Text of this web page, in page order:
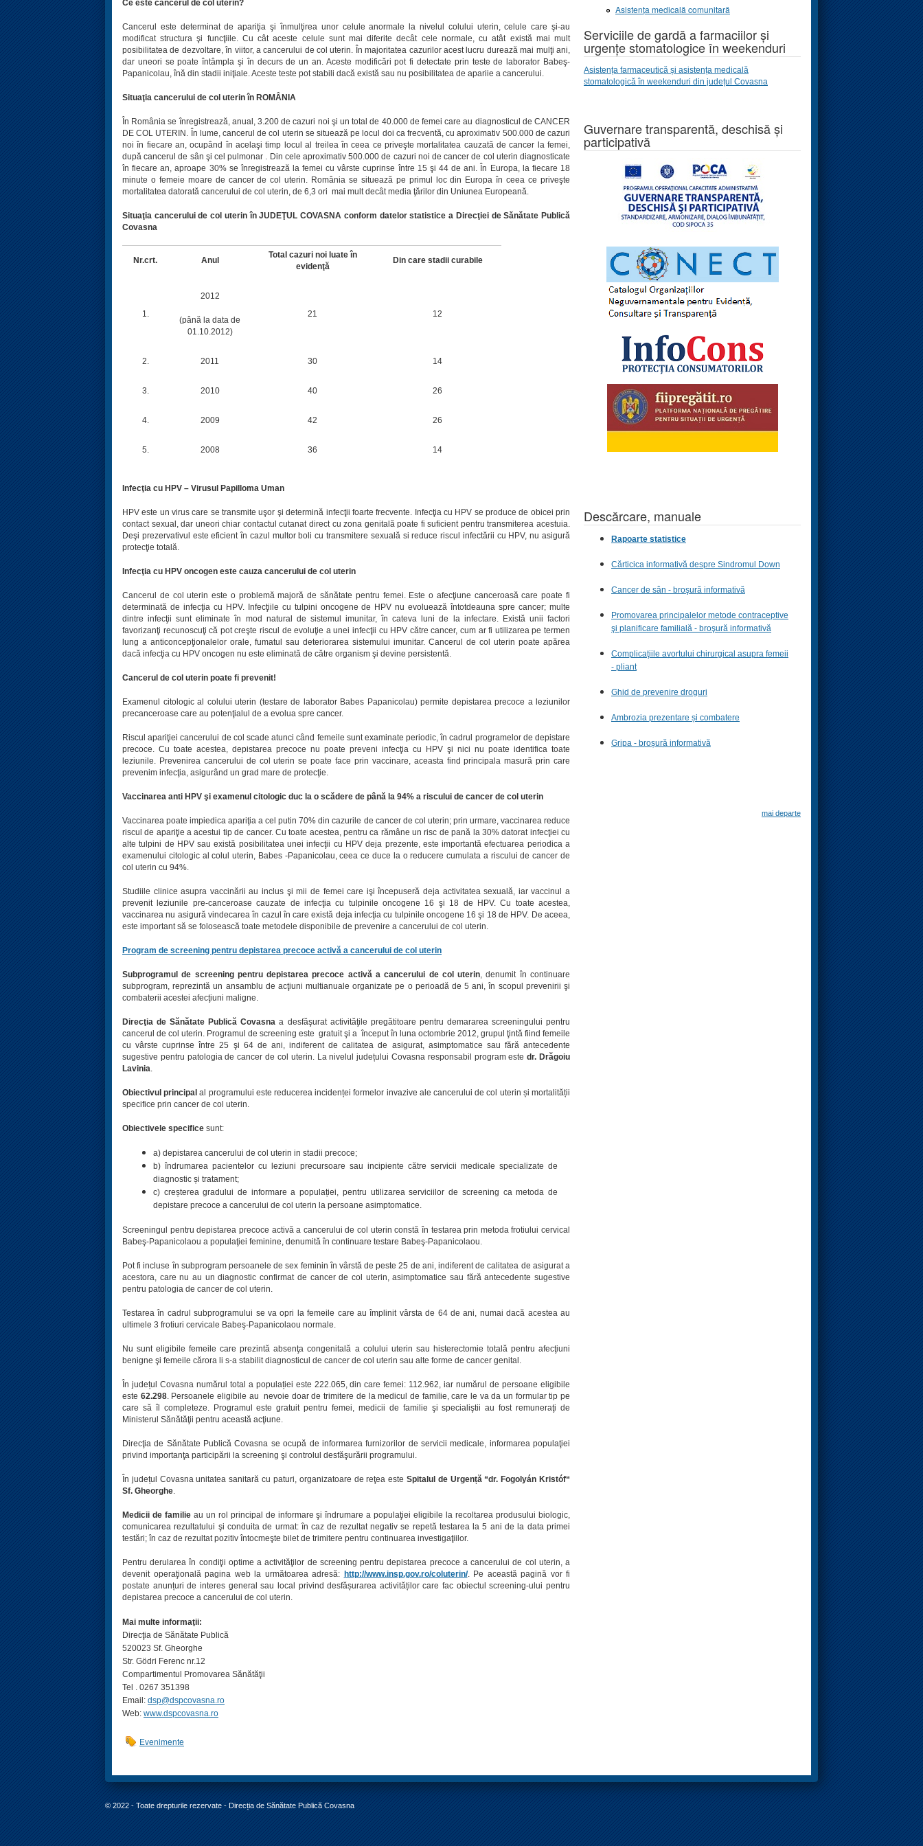
Ce este cancerul de col uterin?
Cancerul este determinat de apariţia şi înmulţirea unor celule anormale la nivelul colului uterin, celule care şi-au
modificat structura şi funcţiile. Cu cât aceste celule sunt mai diferite decât cele normale, cu atât există mai mult
posibilitatea de dezvoltare, în viitor, a cancerului de col uterin. În majoritatea cazurilor acest lucru durează mai mulţi ani,
dar uneori se poate întâmpla şi în decurs de un an. Aceste modificări pot fi detectate prin teste de laborator Babeş-
Papanicolau, înă din stadii iniţiale. Aceste teste pot stabili dacă există sau nu posibilitatea de apariie a cancerului.
Situaţia cancerului de col uterin în ROMÂNIA
În România se înregistrează, anual, 3.200 de cazuri noi şi un total de 40.000 de femei care au diagnosticul de CANCER
DE COL UTERIN. În lume, cancerul de col uterin se situează pe locul doi ca frecventă, cu aproximativ 500.000 de cazuri
noi în fiecare an, ocupând în acelaşi timp locul al treilea în ceea ce priveşte mortalitatea cauzată de cancer la femei,
după cancerul de sân şi cel pulmonar . Din cele aproximativ 500.000 de cazuri noi de cancer de col uterin diagnosticate
în fiecare an, aproape 30% se înregistrează la femei cu vârste cuprinse între 15 şi 44 de ani. În Europa, la fiecare 18
minute o femeie moare de cancer de col uterin. România se situează pe primul loc din Europa în ceea ce priveşte
mortalitatea datorată cancerului de col uterin, de 6,3 ori mai mult decât media ţărilor din Uniunea Europeană.
Situaţia cancerului de col uterin în JUDEŢUL COVASNA conform datelor statistice a Direcţiei de Sănătate Publică
Covasna
Nr.crt. Anul
Total cazuri noi luate în
evidenţă
Din care stadii curabile
1.
2012
(până la data de
01.10.2012)
21 12
2. 2011 30 14
3. 2010 40 26
4. 2009 42 26
5. 2008 36 14
Infecţia cu HPV – Virusul Papilloma Uman
HPV este un virus care se transmite uşor şi determină infecţii foarte frecvente. Infecţia cu HPV se produce de obicei prin
contact sexual, dar uneori chiar contactul cutanat direct cu zona genitală poate fi suficient pentru transmiterea acestuia.
Deşi prezervativul este eficient în cazul multor boli cu transmitere sexuală si reduce riscul infectării cu HPV, nu asigură
protecţie totală.
Infecţia cu HPV oncogen este cauza cancerului de col uterin
Cancerul de col uterin este o problemă majoră de sănătate pentru femei. Este o afecţiune canceroasă care poate fi
determinată de infecţia cu HPV. Infecţiile cu tulpini oncogene de HPV nu evoluează întotdeauna spre cancer; multe
dintre infecţii sunt eliminate în mod natural de sistemul imunitar, în cateva luni de la infectare. Există unii factori
favorizanţi recunoscuţi că pot creşte riscul de evoluţie a unei infecţii cu HPV către cancer, cum ar fi utilizarea pe termen
lung a anticoncepţionalelor orale, fumatul sau deteriorarea sistemului imunitar. Cancerul de col uterin poate apărea
dacă infecţia cu HPV oncogen nu este eliminată de către organism şi devine persistentă.
Cancerul de col uterin poate fi prevenit!
Examenul citologic al colului uterin (testare de laborator Babes Papanicolau) permite depistarea precoce a leziunilor
precanceroase care au potenţialul de a evolua spre cancer.
Riscul apariţiei cancerului de col scade atunci când femeile sunt examinate periodic, în cadrul programelor de depistare
precoce. Cu toate acestea, depistarea precoce nu poate preveni infecţia cu HPV şi nici nu poate identifica toate
leziunile. Prevenirea cancerului de col uterin se poate face prin vaccinare, aceasta find principala masură prin care
prevenim infecţia, asigurând un grad mare de protecţie.
Vaccinarea anti HPV şi examenul citologic duc la o scădere de până la 94% a riscului de cancer de col uterin
Vaccinarea poate impiedica apariţia a cel putin 70% din cazurile de cancer de col uterin; prin urmare, vaccinarea reduce
riscul de apariţie a acestui tip de cancer. Cu toate acestea, pentru ca rămâne un risc de pană la 30% datorat infecţiei cu
alte tulpini de HPV sau există posibilitatea unei infecţii cu HPV deja prezente, este importantă efectuarea periodica a
examenului citologic al colul uterin, Babes -Papanicolau, ceea ce duce la o reducere cumulata a riscului de cancer de
col uterin cu 94%.
Studiile clinice asupra vaccinării au inclus şi mii de femei care işi începuseră deja activitatea sexuală, iar vaccinul a
prevenit leziunile pre-canceroase cauzate de infecţia cu tulpinile oncogene 16 şi 18 de HPV. Cu toate acestea,
vaccinarea nu asigură vindecarea în cazul în care există deja infecţia cu tulpinile oncogene 16 şi 18 de HPV. De aceea,
este important să se folosească toate metodele disponibile de prevenire a cancerului de col uterin.
Program de screening pentru depistarea precoce activă a cancerului de col uterin
Subprogramul de screening pentru depistarea precoce activă a cancerului de col uterin , denumit în continuare
subprogram, reprezintă un ansamblu de acţiuni multianuale organizate pe o perioadă de 5 ani, în scopul prevenirii şi
combaterii acestei afecţiuni maligne.
Direcţia de Sănătate Publică Covasna a desfăşurat activităţile pregătitoare pentru demararea screeningului pentru
cancerul de col uterin. Programul de screening este gratuit şi a început în luna octombrie 2012, grupul ţintă fiind femeile
cu vârste cuprinse între 25 şi 64 de ani, indiferent de calitatea de asigurat, asimptomatice sau fără antecedente
sugestive pentru patologia de cancer de col uterin. La nivelul județului Covasna responsabil program estedr. Drăgoiu
Lavinia
Obiectivul principal al programului este reducerea incidenței formelor invazive ale cancerului de col uterin și mortalității
specifice prin cancer de col uterin.
Obiectivele specifice sunt:
a) depistarea cancerului de col uterin in stadii precoce;
b) îndrumarea pacientelor cu leziuni precursoare sau incipiente către servicii medicale specializate de
diagnostic și tratament;
c) creșterea gradului de informare a populației, pentru utilizarea serviciilor de screening ca metoda de
depistare precoce a cancerului de col uterin la persoane asimptomatice.
Screeningul pentru depistarea precoce activă a cancerului de col uterin constă în testarea prin metoda frotiului cervical
Babeş-Papanicolaou a populaţiei feminine, denumită în continuare testare Babeş-Papanicolaou.
Pot fi incluse în subprogram persoanele de sex feminin în vârstă de peste 25 de ani, indiferent de calitatea de asigurat a
acestora, care nu au un diagnostic confirmat de cancer de col uterin, asimptomatice sau fără antecedente sugestive
pentru patologia de cancer de col uterin.
Testarea în cadrul subprogramului se va opri la femeile care au împlinit vârsta de 64 de ani, numai dacă acestea au
ultimele 3 frotiuri cervicale Babeş-Papanicolaou normale.
Nu sunt eligibile femeile care prezintă absenţa congenitală a colului uterin sau histerectomie totală pentru afecţiuni
benigne şi femeile cărora li s-a stabilit diagnosticul de cancer de col uterin sau alte forme de cancer genital.
În județul Covasna numărul total a populației este 222.065, din care femei: 112.962, iar numărul de persoane eligibile
este 62.298. Persoanele eligibile au nevoie doar de trimitere de la medicul de familie, care le va da un formular tip pe
care să îl completeze. Programul este gratuit pentru femei, medicii de familie şi specialiştii au fost remuneraţi de
Ministerul Sănătăţii pentru această acţiune.
Direcţia de Sănătate Publică Covasna se ocupă de informarea furnizorilor de servicii medicale, informarea populaţiei
privind importanţa participării la screening şi controlul desfăşurării programului.
În județul Covasna unitatea sanitară cu paturi, organizatoare de reţea este Spitalul de Urgență “dr. Fogolyán Kristóf“
Sf. Gheorghe
Medicii de familieau un rol principal de informare şi îndrumare a populaţiei eligibile la recoltarea produsului biologic,
comunicarea rezultatului şi conduita de urmat: în caz de rezultat negativ se repetă testarea la 5 ani de la data primei
testări; în caz de rezultat pozitiv întocmeşte bilet de trimitere pentru continuarea investigaţiilor.
Pentru derularea în condiţii optime a activităţilor de screening pentru depistarea precoce a cancerului de col uterin, a
devenit operaţională pagina web la următoarea adresă: http://www.insp.gov.ro/coluterin/. Pe această pagină vor fi
postate anunțuri de interes general sau local privind desfășurarea activităților care fac obiectul screening-ului pentru
depistarea precoce a cancerului de col uterin.
Mai multe informaţii:
Direcţia de Sănătate Publică
520023 Sf. Gheorghe
Str. Gödri Ferenc nr.12
Compartimentul Promovarea Sănătăţii
Tel . 0267 351398
Email: dsp@dspcovasna.ro
Web: www.dspcovasna.ro
Evenimente
Asistența medicală comunitară
Serviciile de gardă a farmaciilor și
urgențe stomatologice în weekenduri
Asistența farmaceutică și asistența medicală
stomatologică în weekenduri din județul Covasna
Guvernare transparentă, deschisă și
participativă
Descărcare, manuale
Rapoarte statistice
Cărticica informativă despre Sindromul Down
Cancer de sân - broşură informativă
Promovarea principalelor metode contraceptive
şi planificare familială - broşură informativă
Complicaţiile avortului chirurgical asupra femeii
- pliant
Ghid de prevenire droguri
Ambrozia prezentare și combatere
Gripa - broșură informativă
mai departe
© 2022 - Toate drepturile rezervate - Direcția de Sănătate Publică Covasna